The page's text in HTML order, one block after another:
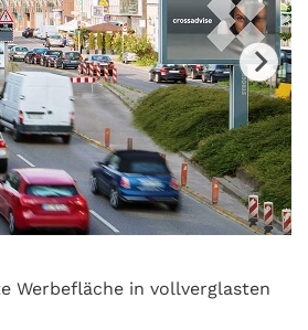
Werbefläche in vollverglasten